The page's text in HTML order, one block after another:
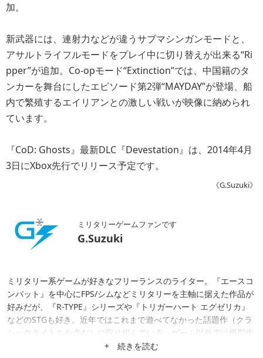
加。
新武器には、連射力などが違うサブマシンガンモードと、
アサルトライフルモードをプレイ中に切り替えが出来る“Ri
pper”が追加。Co-opモード“Extinction”では、中国籍のタ
ンカーを舞台にしたエピソード第2弾“MAYDAY”が登場、船
内で繁殖するエイリアンとの激しい戦いが映像に納められ
ています。
『CoD: Ghosts』最新DLC『Devestation』は、2014年4月
3日にXbox先行でリリース予定です。
《G.Suzuki》
ミリタリーゲームファンです
G.Suzuki
ミリタリー系ゲームが好きなフリーランスのライター。『エースコ
ンバット』を中心にFPS/シムなどミリタリーを主軸に据えた作品が
好みだが、『R-TYPE』シリーズや『トリガーハート エグゼリカ』
などのSTGも好き。近年ではこれまで遊べてなかった話題作（クラ
シックタイトルを含む）に取り組んでいる。ゲーム以外では模型作
り（ガンプラやスケモ等を問わない）を趣味の一つとしている。
+ 続きを読む